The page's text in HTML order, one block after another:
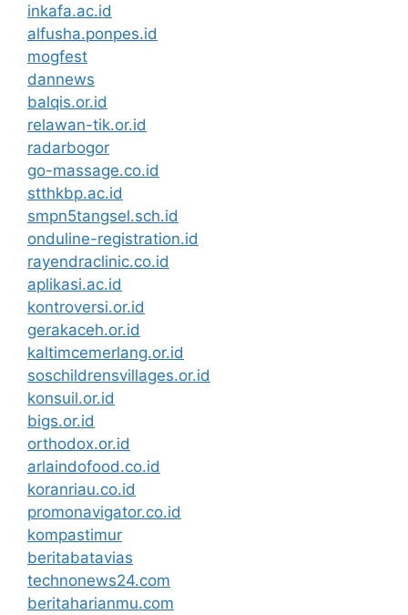
inkafa.ac.id
alfusha.ponpes.id
mogfest
dannews
balqis.or.id
relawan-tik.or.id
radarbogor
go-massage.co.id
stthkbp.ac.id
smpn5tangsel.sch.id
onduline-registration.id
rayendraclinic.co.id
aplikasi.ac.id
kontroversi.or.id
gerakaceh.or.id
kaltimcemerlang.or.id
soschildrensvillages.or.id
konsuil.or.id
bigs.or.id
orthodox.or.id
arlaindofood.co.id
koranriau.co.id
promonavigator.co.id
kompastimur
beritabatavias
technonews24.com
beritaharianmu.com